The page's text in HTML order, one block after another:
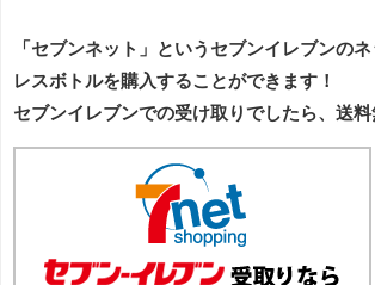
「セブンネット」というセブンイレブンの
レスボトルを購入することができます！
セブンイレブンでの受け取りでしたら、送料